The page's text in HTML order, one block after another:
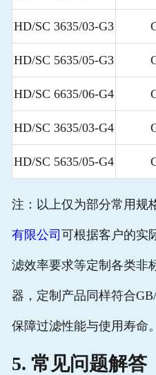
HD/SC 3635/03-G3
HD/SC 5635/05-G3
HD/SC 6635/06-G4
HD/SC 3635/03-G4
HD/SC 5635/05-G4
注：以上仅为部分常用规
有限公司 可根据客户的实
滤效率要求等定制各类非
器，定制产品同样符合
保障过滤性能与使用寿命。
5. 常见问题解答